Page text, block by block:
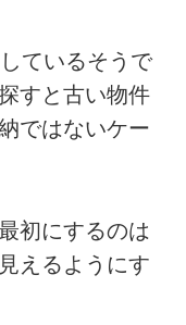
ているそうで
すと古い物件
ではないケー
初にするのは
えるようにす